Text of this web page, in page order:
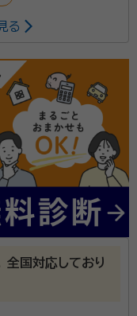
る
全国対応しており